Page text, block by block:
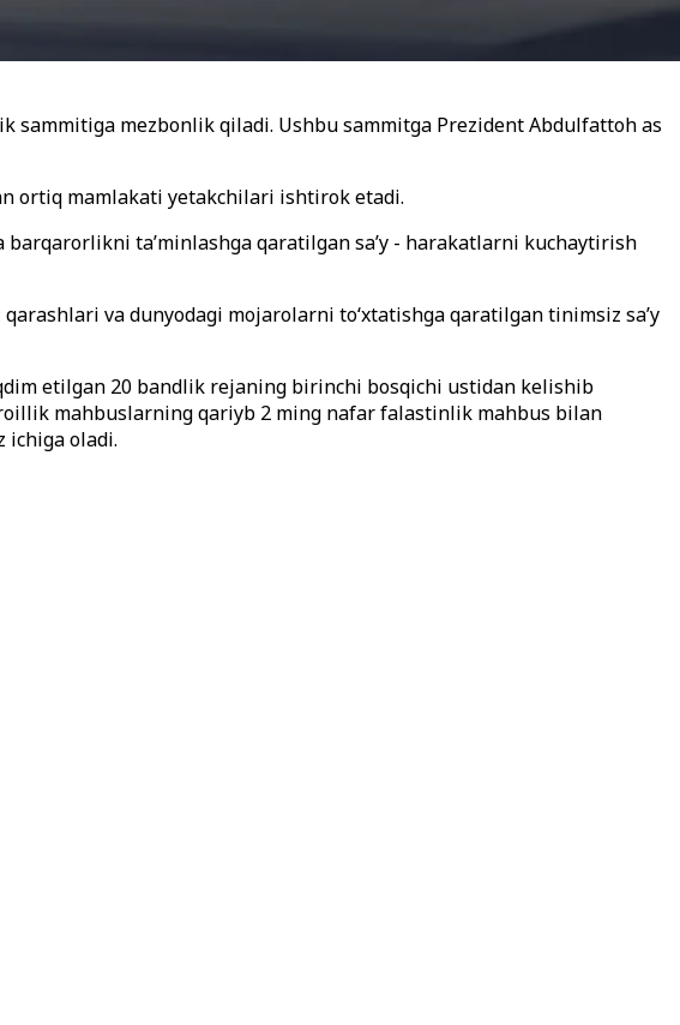
sammitiga mezbonlik qiladi. Ushbu sammitga Prezident Abdulfattoh as
ortiq mamlakati yetakchilari ishtirok etadi.
barqarorlikni ta’minlashga qaratilgan sa’y - harakatlarni kuchaytirish
va dunyodagi mojarolarni to‘xtatishga qaratilgan tinimsiz sa’y
etilgan 20 bandlik rejaning birinchi bosqichi ustidan kelishib
mahbuslarning qariyb 2 ming nafar falastinlik mahbus bilan
ichiga oladi.